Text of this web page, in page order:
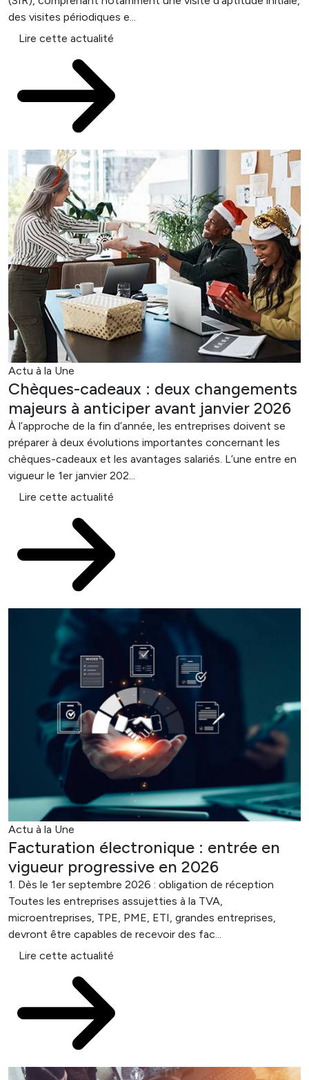
des visites périodiques e...
Lire cette actualité
Actu à la Une
Chèques-cadeaux : deux changements
majeurs à anticiper avant janvier 2026
À l’approche de la fin d’année, les entreprises doivent se
préparer à deux évolutions importantes concernant les
chèques-cadeaux et les avantages salariés. L’une entre en
vigueur le 1er janvier 202...
Lire cette actualité
Actu à la Une
Facturation électronique : entrée en
vigueur progressive en 2026
1. Dès le 1er septembre 2026 : obligation de réception
Toutes les entreprises assujetties à la TVA,
microentreprises, TPE, PME, ETI, grandes entreprises,
devront être capables de recevoir des fac...
Lire cette actualité